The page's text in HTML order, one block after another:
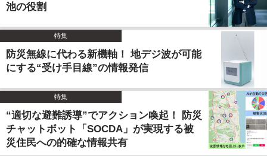
池の役割
特集
防災無線に代わる新機軸！ 地デジ波が可能
にする“受け手目線”の情報発信
特集
“適切な避難誘導”でアクション喚起！ 防災
チャットボット「SOCDA」が実現する被
災住民への的確な情報共有